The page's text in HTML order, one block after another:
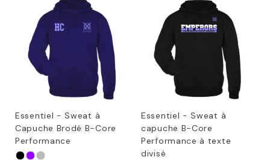
Essentiel - Sweat à
Capuche Brodé B-Core
Performance
Essentiel - Sweat à
capuche B-Core
Performance à texte
divisé